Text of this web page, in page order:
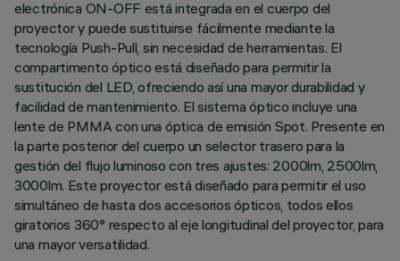
electrónica ON-OFF está integrada en el cuerpo del
proyector y puede sustituirse fácilmente mediante la
tecnología Push-Pull, sin necesidad de herramientas. El
compartimento óptico está diseñado para permitir la
sustitución del LED, ofreciendo así una mayor durabilidad y
facilidad de mantenimiento. El sistema óptico incluye una
lente de PMMA con una óptica de emisión Spot. Presente en
la parte posterior del cuerpo un selector trasero para la
gestión del flujo luminoso con tres ajustes: 2000lm, 2500lm,
3000lm. Este proyector está diseñado para permitir el uso
simultáneo de hasta dos accesorios ópticos, todos ellos
giratorios 360° respecto al eje longitudinal del proyector, para
una mayor versatilidad.